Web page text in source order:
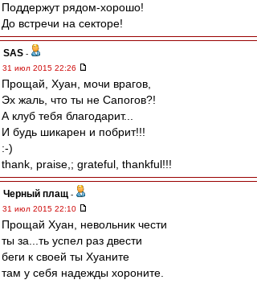
Поддержут рядом-хорошо!
До встречи на секторе!
SAS -
31 июл 2015 22:26
Прощай, Хуан, мочи врагов,
Эх жаль, что ты не Сапогов?!
А клуб тебя благодарит...
И будь шикарен и побрит!!!
:-)
thank, praise,; grateful, thankful!!!
Черный плащ -
31 июл 2015 22:10
Прощай Хуан, невольник чести
ты за...ть успел раз двести
беги к своей ты Хуаните
там у себя надежды хороните.